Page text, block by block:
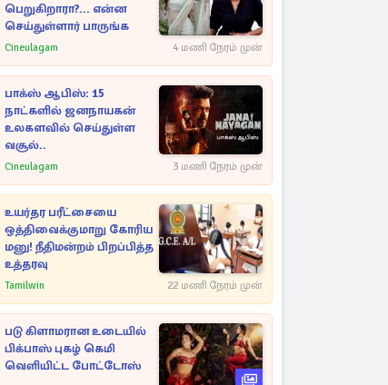
பெறுகிறாரா?... என்ன
செய்துள்ளார் பாருங்க
Cineulagam 4 மணி நேரம் முன்
பாக்ஸ் ஆபிஸ்: 15
நாட்களில் ஜனநாயகன்
உலகளவில் செய்துள்ள
வசூல்..
Cineulagam 3 மணி நேரம் முன்
உயர்தர பரீட்சையை
ஒத்திவைக்குமாறு கோரிய
மனு! நீதிமன்றம் பிறப்பித்த
உத்தரவு
Tamilwin 22 மணி நேரம் முன்
படு கிளாமரான உடையில்
பிக்பாஸ் புகழ் கெமி
வெளியிட்ட போட்டோஸ்